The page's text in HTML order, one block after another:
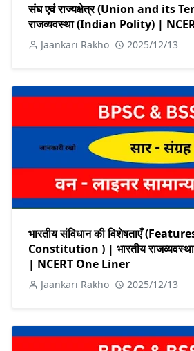
संघ एवं राज्यक्षेत्र (Union and its
राजव्यवस्था (Indian Polity) |
Jaankari Rakho 2025/12/13
भारतीय संविधान की विशेषताएँ
Constitution ) | भारतीय
| NCERT One Liner
Jaankari Rakho 2025/12/13